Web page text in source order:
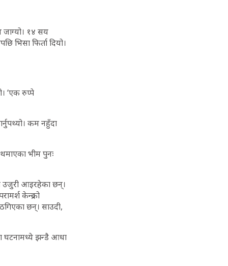
जाग्यो। १४ सय
भिसा फिर्ता दियो।
‘एक रुप्पे
कम नहुँदा
भीम पुनः
उजुरी आइरहेका छन्।
केन्द्रको
छन्। साउदी,
घटनामध्ये झन्डै आधा